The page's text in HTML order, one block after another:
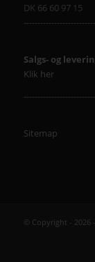
DK 66 60 97 15
Salgs- og
Klik her
Sitemap
© Copyright - 2026